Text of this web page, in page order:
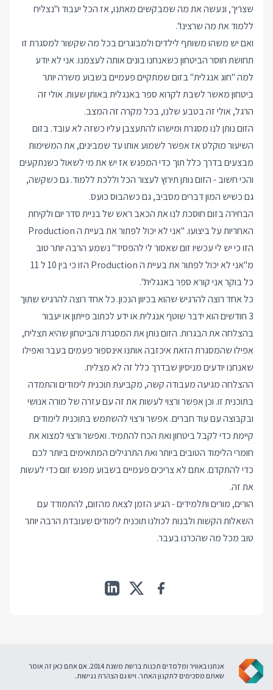
שצריך, ונעשה את מה שמבקשים מאתנו, אז הכל יעבוד ו"נצליח
ללמוד את מה שרצינו".
ואם יש משהו משותף לילדים ולמבוגרים בכל מה שקשור למסגרת זו
תחושת חוסר הביטחון כשאנחנו בונים אותה לעצמנו. אני לא יודע
למה "חוג אנגלית" בזום שמתקיים פעמיים בשבוע משרה יותר
ביטחון מאשר לשבת לקרוא ספר באנגלית באותן שעות. אולי זה
הרגל, אולי זה בטבע שלנו, בכל מקרה זה המצב.
הזום נותן לנו מסגרת ומישהו להתעצבן עליו כשזה לא עובד. בזום
השיעור מוקלט אז אפשר לשמוע אותו עד שמבינים, את המשימות
מבצעים בדרך כלל תוך כדי המפגש אז יש את מי לשאול כשנתקעים
והכי חשוב - הזום נותן תירוץ לעצור הכל וללכת ללמוד. גם כשקשה,
גם כשיש המון דברים מסביב, גם כשהבוס כועס.
הבחירה בזום חוסכת לנו את הכאב ראש של בניית סדר יום ולקיחת
האחריות על ביצועו. "אני לא יכול לפתור את בעיית ה Production
הזו כי יש לי עכשיו זום שאסור לי להפסיד" נשמע הרבה יותר טוב
מ"אני לא יכול לפתור את בעיית ה Production הזו כי בין 10 ל 11
כל בוקר אני קורא ספר באנגלית".
כל אחד רוצה להרגיש שהוא בכיוון הנכון. כל אחד רוצה להרגיש שתוך
3 חודשים הוא ידבר שוטף אנגלית או ידע לכתוב פייתון או יעבור
בהצלחה את הבגרות. הזום נותן את המסגרת והביטחון שהיא תצליח,
אפילו שהמסגרת הזאת איכזבה אותנו אינספור פעמים בעבר ואפילו
שאנחנו יודעים מניסיון שבדרך כלל זה לא מצליח.
ההצלחה מגיעה מעבודה קשה, מקביעת תוכנית לימודים והתמדה
בתוכנית זו. וכן אפשר ורצוי לעשות את זה עם עזרה של מורה אנושי
ובקבוצה עם עוד חברים. אפשר ורצוי להשתמש בתוכנית לימודים
קיימת כדי לקבל ביטחון ואת הכח להתמיד. ואפשר ורצוי למצוא את
חומרי הלימוד הטובים ביותר ואת התרגילים המתאימים ביותר לכם
כדי להתקדם. אתם לא צריכים פעמיים בשבוע מפגש זום כדי לעשות
את זה.
הורים, מורים ותלמידים - הגיע הזמן לצאת מהזום, להתמודד עם
השאלות הקשות ולבנות לכולנו תוכנית לימודים שעובדת הרבה יותר
טוב מכל מה שהכרנו בעבר.
אנחנו באוויר ומלמדים תכנות ברשת משנת 2014. אם אתם כאן זה אומר
שאתם מסכימים לתקנון האתר. ויש גם הצהרת נגישות.